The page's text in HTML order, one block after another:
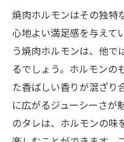
焼肉ホルモンはその独特
心地よい満足感を与えて
う焼肉ホルモンは、他で
るでしょう。ホルモンの
た香ばしい香りが混ざり
に広がるジューシーさが
のタレは、ホルモンの味